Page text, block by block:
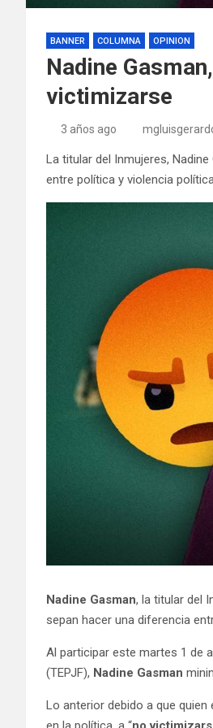
BANNER COLUMNA OPINION
Nadine
victimizarse
3 años ago
La titular del Inmujeres,
entre política y violencia
Nadine Gasman, la titular del
sepan hacer una diferencia
Al participar este martes 1 de
(TEPJF), Nadine Gasman
Lo anterior debido a que quien